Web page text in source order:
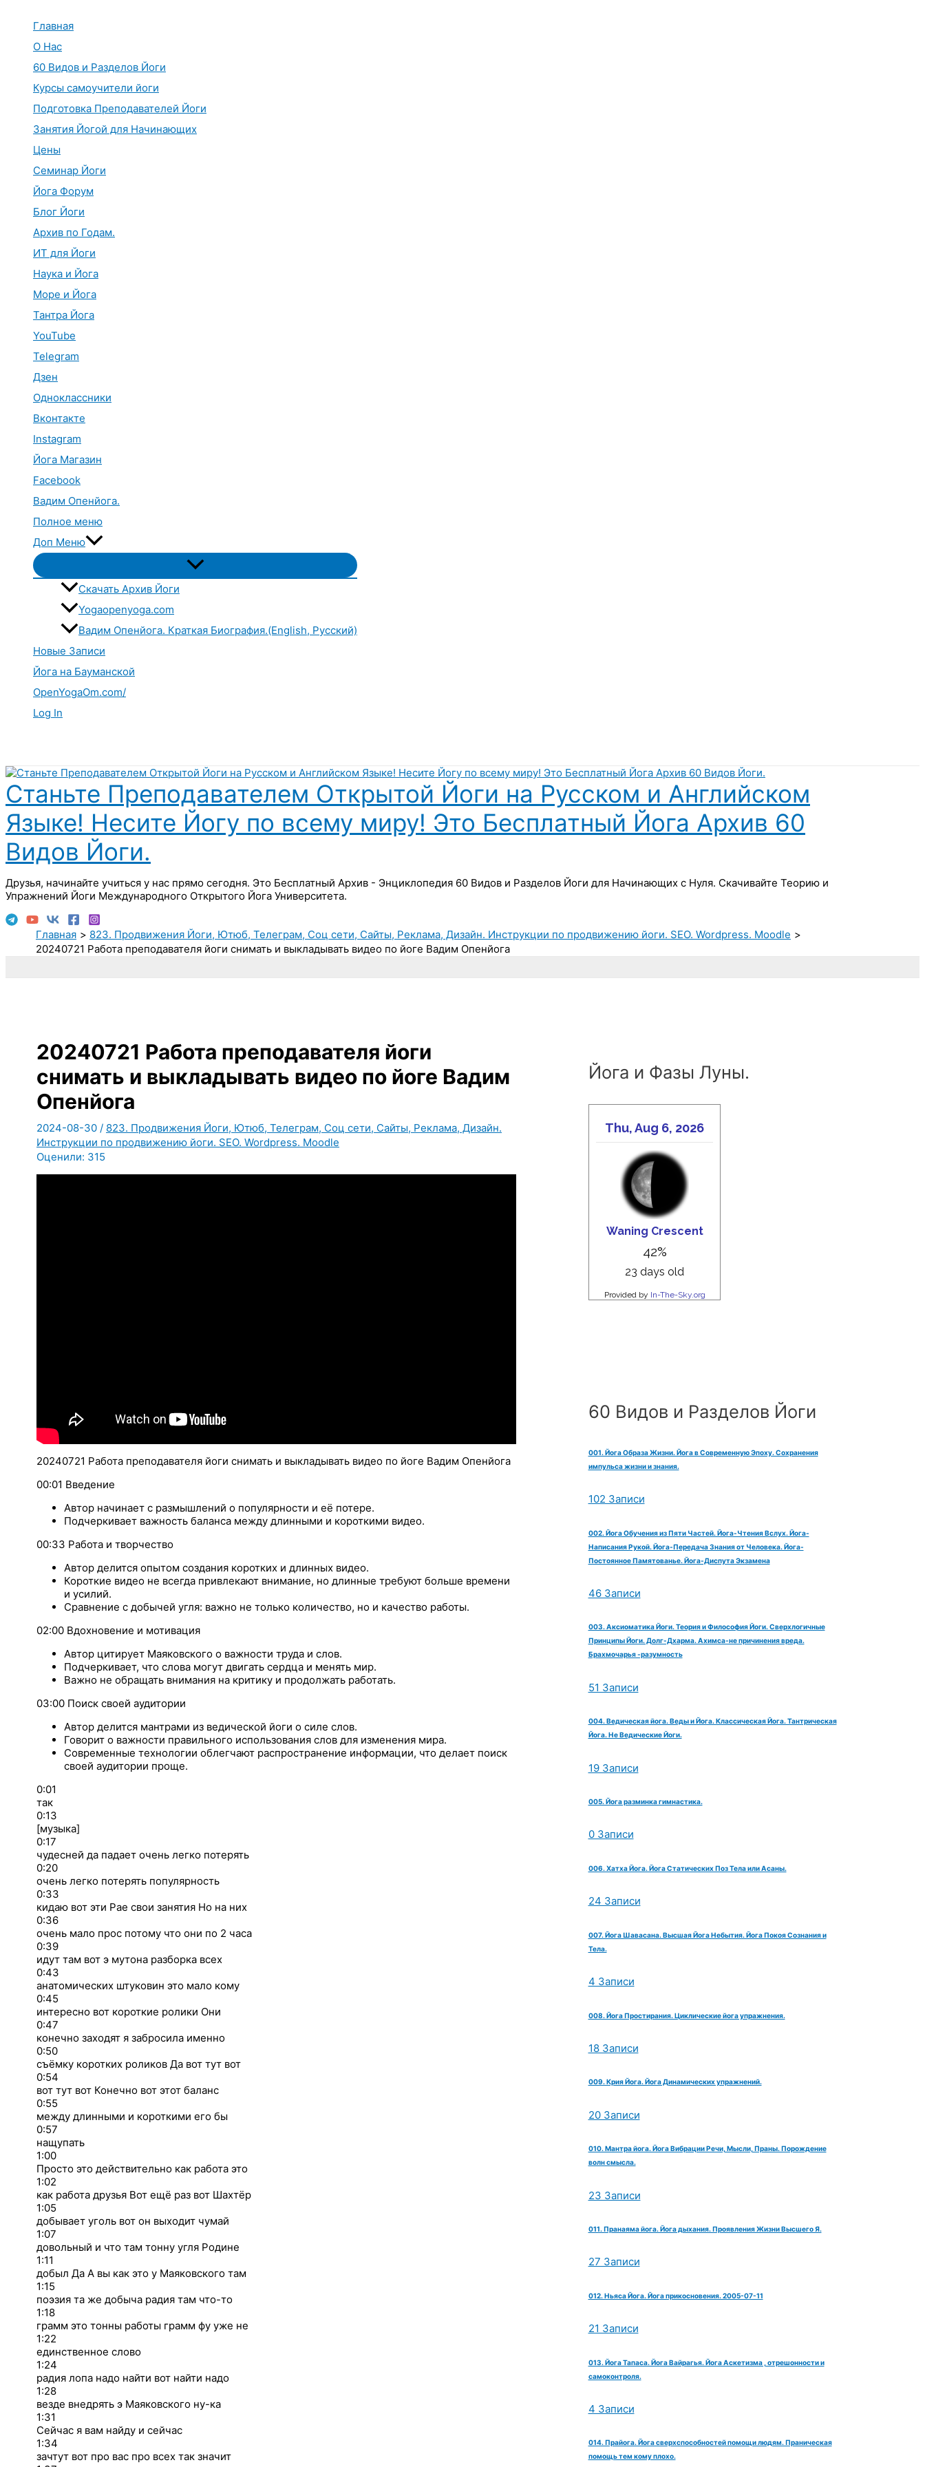
Главная
О Нас
60 Видов и Разделов Йоги
Курсы самоучители йоги
Подготовка Преподавателей Йоги
Занятия Йогой для Начинающих
Цены
Семинар Йоги
Йога Форум
Блог Йоги
Архив по Годам.
ИТ для Йоги
Наука и Йога
Море и Йога
Тантра Йога
YouTube
Telegram
Дзен
Одноклассники
Вконтакте
Instagram
Йога Магазин
Facebook
Вадим Опенйога.
Полное меню
Доп Меню
Переключатель
меню
Скачать Архив Йоги
Yogaopenyoga.com
Вадим Опенйога. Краткая Биография.(English, Русский)
Новые Записи
Йога на Бауманской
OpenYogaOm.com/
Log In
Станьте Преподавателем Открытой Йоги на Русском и Английском
Языке! Несите Йогу по всему миру! Это Бесплатный Йога Архив 60
Видов Йоги.
Друзья, начинайте учиться у нас прямо сегодня. Это Бесплатный Архив - Энциклопедия 60 Видов и Разделов Йоги для Начинающих с Нуля. Скачивайте Теорию и
Упражнений Йоги Международного Открытого Йога Университета.
Главная
823. Продвижения Йоги, Ютюб, Телеграм, Соц сети, Сайты, Реклама, Дизайн. Инструкции по продвижению йоги. SEO. Wordpress. Moodle
20240721 Работа преподавателя йоги снимать и выкладывать видео по йоге Вадим Опенйога
20240721 Работа преподавателя йоги
снимать и выкладывать видео по йоге Вадим
Опенйога
2024-08-30 / 823. Продвижения Йоги, Ютюб, Телеграм, Соц сети, Сайты, Реклама, Дизайн.
Инструкции по продвижению йоги. SEO. Wordpress. Moodle
Оценили: 315
20240721 Работа преподавателя йоги снимать и выкладывать видео по йоге Вадим Опенйога
00:01 Введение
Автор начинает с размышлений о популярности и её потере.
Подчеркивает важность баланса между длинными и короткими видео.
00:33 Работа и творчество
Автор делится опытом создания коротких и длинных видео.
Короткие видео не всегда привлекают внимание, но длинные требуют больше времени
и усилий.
Сравнение с добычей угля: важно не только количество, но и качество работы.
02:00 Вдохновение и мотивация
Автор цитирует Маяковского о важности труда и слов.
Подчеркивает, что слова могут двигать сердца и менять мир.
Важно не обращать внимания на критику и продолжать работать.
03:00 Поиск своей аудитории
Автор делится мантрами из ведической йоги о силе слов.
Говорит о важности правильного использования слов для изменения мира.
Современные технологии облегчают распространение информации, что делает поиск
своей аудитории проще.
0:01
так
0:13
[музыка]
0:17
чудесней да падает очень легко потерять
0:20
очень легко потерять популярность
0:33
кидаю вот эти Рае свои занятия Но на них
0:36
очень мало прос потому что они по 2 часа
0:39
идут там вот э мутона разборка всех
0:43
анатомических штуковин это мало кому
0:45
интересно вот короткие ролики Они
0:47
конечно заходят я забросила именно
0:50
съёмку коротких роликов Да вот тут вот
0:54
вот тут вот Конечно вот этот баланс
0:55
между длинными и короткими его бы
0:57
нащупать
1:00
Просто это действительно как работа это
1:02
как работа друзья Вот ещё раз вот Шахтёр
1:05
добывает уголь вот он выходит чумай
1:07
довольный и что там тонну угля Родине
1:11
добыл Да А вы как это у Маяковского там
1:15
поэзия та же добыча радия там что-то
1:18
грамм это тонны работы грамм фу уже не
1:22
единственное слово
1:24
радия лопа надо найти вот найти надо
1:28
везде внедрять э Маяковского ну-ка
1:31
Сейчас я вам найду и сейчас
1:34
зачтут вот про вас про всех так значит
Йога и Фазы Луны.
60 Видов и Разделов Йоги
001. Йога Образа Жизни. Йога в Современную Эпоху. Сохранения
импульса жизни и знания.
102 Записи
002. Йога Обучения из Пяти Частей. Йога-Чтения Вслух. Йога-
Написания Рукой. Йога-Передача Знания от Человека. Йога-
Постоянное Памятованье. Йога-Диспута Экзамена
46 Записи
003. Аксиоматика Йоги. Теория и Философия Йоги. Сверхлогичные
Принципы Йоги. Долг-Дхарма. Ахимса-не причинения вреда.
Брахмочарья -разумность
51 Записи
004. Ведическая йога. Веды и Йога. Классическая Йога. Тантрическая
Йога. Не Ведические Йоги.
19 Записи
005. Йога разминка гимнастика.
0 Записи
006. Хатха Йога. Йога Статических Поз Тела или Асаны.
24 Записи
007. Йога Шавасана. Высшая Йога Небытия. Йога Покоя Сознания и
Тела.
4 Записи
008. Йога Простирания. Циклические йога упражнения.
18 Записи
009. Крия Йога. Йога Динамических упражнений.
20 Записи
010. Мантра йога. Йога Вибрации Речи, Мысли, Праны. Порождение
волн смысла.
23 Записи
011. Пранаяма йога. Йога дыхания. Проявления Жизни Высшего Я.
27 Записи
012. Ньяса Йога. Йога прикосновения. 2005-07-11
21 Записи
013. Йога Тапаса. Йога Вайрагья. Йога Аскетизма , отрешонности и
самоконтроля.
4 Записи
014. Прайога. Йога сверхспособностей помощи людям. Праническая
помощь тем кому плохо.